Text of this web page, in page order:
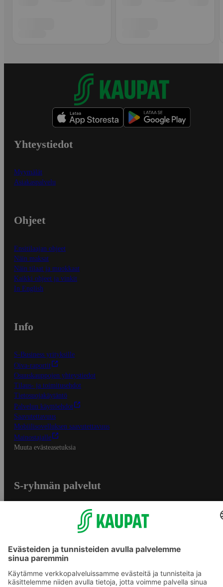
Yhteystiedot
Myymälät
Asiakaspalvelu
Ohjeet
Ensitilaajan ohjeet
Näin maksat
Näin tilaat ja muokkaat
Kaikki ohjeet ja vinkit
In English
Info
S-Business yrityksille
Oiva-raportit
Osuuskauppojen yhteystiedot
Tilaus- ja toimitusehdot
Tietosuojakäytäntö
Palvelun käyttöehdot
Saavutettavuus
Mobiilisovelluksen saavutettavuus
Mainostajalle
Muuta evästeasetuksia
S-ryhmän palvelut
S-ostoslista -sovellus
Prisma.fi
Sokos.fi
S-Pankki